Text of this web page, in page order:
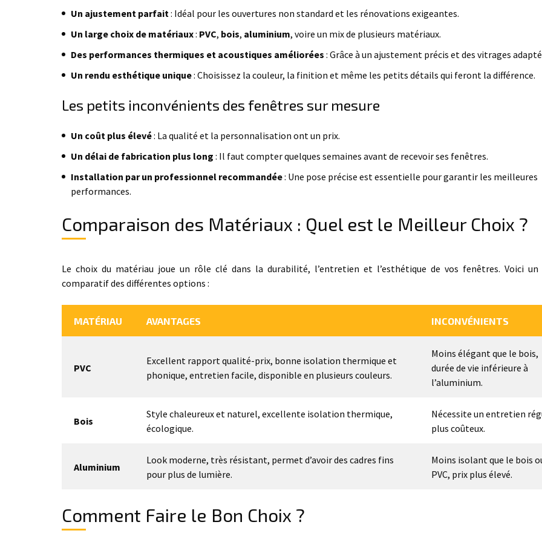
Un ajustement parfait: Idéal pour les ouvertures non standard et les rénovations exigeantes.
Un large choix de matériaux: PVC, bois, aluminium, voire un mix de plusieurs matériaux.
Des performances thermiques et acoustiques améliorées : Grâce à un ajustement précis et des vitrages
Un rendu esthétique unique: Choisissez la couleur, la finition et même les petits détails qui feront la différence.
Les petits inconvénients des fenêtres sur mesure
Un coût plus élevé: La qualité et la personnalisation ont un prix.
Un délai de fabrication plus long : Il faut compter quelques semaines avant de recevoir ses fenêtres.
Installation par un professionnel recommandée: Une pose précise est essentielle pour garantir les meilleures
performances.
Comparaison des Matériaux : Quel est le Meilleur Choix ?
Le choix du matériau joue un rôle clé dans la durabilité, l’entretien et l’esthétique de vos fenêtres. Voici un
comparatif des différentes options :
MATÉRIAU AVANTAGES INCONVÉNIENTS
PVC
Excellent rapport qualité-prix, bonne isolation thermique et
phonique, entretien facile, disponible en plusieurs couleurs.
Moins élégant que le bois,
durée de vie inférieure à
l’aluminium.
Bois
Style chaleureux et naturel, excellente isolation thermique,
écologique.
Nécessite un entretien
plus coûteux.
Aluminium
Look moderne, très résistant, permet d’avoir des cadres fins
pour plus de lumière.
Moins isolant que le bois
PVC, prix plus élevé.
Comment Faire le Bon Choix ?